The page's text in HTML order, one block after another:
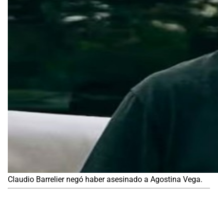
Claudio Barrelier negó haber asesinado a Agostina Vega.